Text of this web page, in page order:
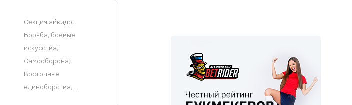
Cекция айкидо;
Борьба; боевые
искусства;
Самооборона;
Восточные
единоборства;...